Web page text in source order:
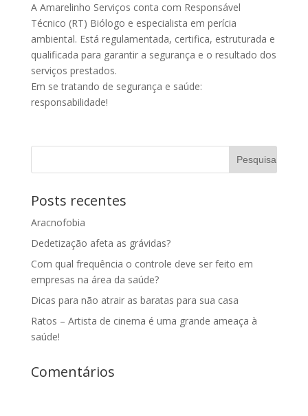
A Amarelinho Serviços conta com Responsável
Técnico (RT) Biólogo e especialista em perícia
ambiental. Está regulamentada, certifica, estruturada e
qualificada para garantir a segurança e o resultado dos
serviços prestados.
Em se tratando de segurança e saúde:
responsabilidade!
Posts recentes
Aracnofobia
Dedetização afeta as grávidas?
Com qual frequência o controle deve ser feito em
empresas na área da saúde?
Dicas para não atrair as baratas para sua casa
Ratos – Artista de cinema é uma grande ameaça à
saúde!
Comentários